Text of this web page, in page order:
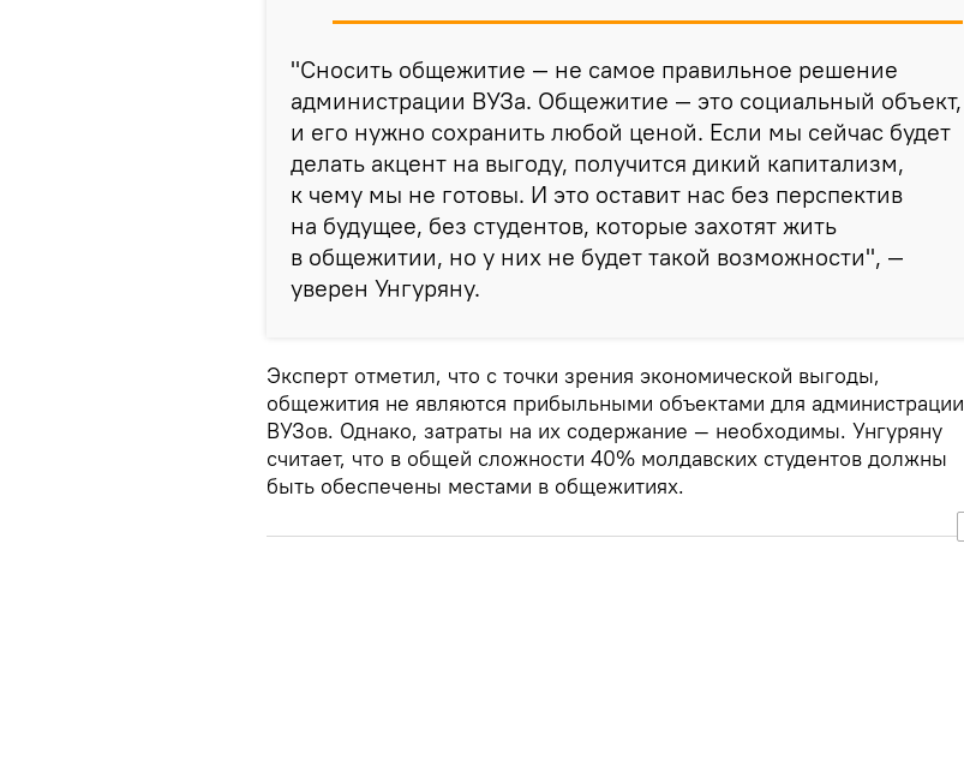
"Сносить общежитие — не самое правильное решение
администрации ВУЗа. Общежитие — это социальный объект,
и его нужно сохранить любой ценой. Если мы сейчас будет
делать акцент на выгоду, получится дикий капитализм,
к чему мы не готовы. И это оставит нас без перспектив
на будущее, без студентов, которые захотят жить
в общежитии, но у них не будет такой возможности", —
уверен Унгуряну.
Эксперт отметил, что с точки зрения экономической выгоды,
общежития не являются прибыльными объектами для администрации
ВУЗов. Однако, затраты на их содержание — необходимы. Унгуряну
считает, что в общей сложности 40% молдавских студентов должны
быть обеспечены местами в общежитиях.